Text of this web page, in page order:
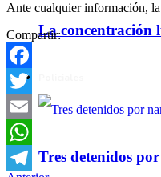
La concentración
Tres detenidos
Ante cualquier información,
Compartir:
Facebook
Twitter
Email
WhatsApp